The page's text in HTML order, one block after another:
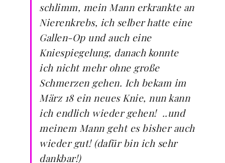
schlimm, mein Mann erkrankte an
Nierenkrebs, ich selber hatte eine
Gallen-Op und auch eine
Kniespiegelung, danach konnte
ich nicht mehr ohne große
Schmerzen gehen. Ich bekam im
März 18 ein neues Knie, nun kann
ich endlich wieder gehen! ..und
meinem Mann geht es bisher auch
wieder gut! (dafür bin ich sehr
dankbar!)